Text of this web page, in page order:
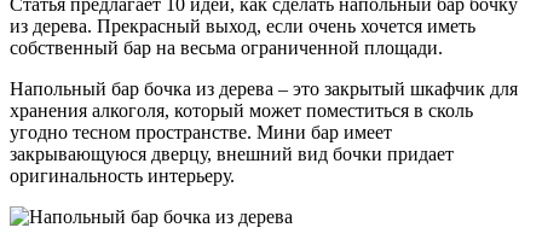
из дерева. Прекрасный выход, если очень хочется иметь
собственный бар на весьма ограниченной площади.
Напольный бар бочка из дерева – это закрытый шкафчик для
хранения алкоголя, который может поместиться в сколь
угодно тесном пространстве. Мини бар имеет
закрывающуюся дверцу, внешний вид бочки придает
оригинальность интерьеру.